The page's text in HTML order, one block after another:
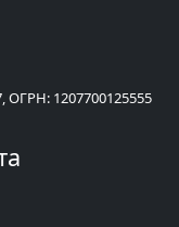
1207700125555